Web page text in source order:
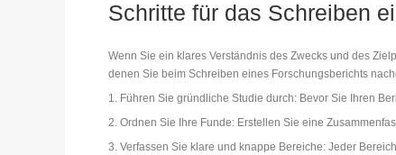
Schritte für das Schreiben
Wenn Sie ein klares Verständnis des Zwecks und des
denen Sie beim Schreiben eines Forschungsberichts
1. Führen Sie gründliche Studie durch: Bevor Sie Ihren
2. Ordnen Sie Ihre Funde: Erstellen Sie eine
3. Verfassen Sie klare und knappe Bereiche: Jeder